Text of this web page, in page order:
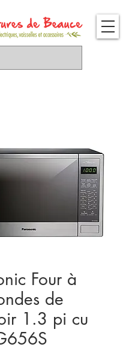
Four à
de
1.3 pi cu